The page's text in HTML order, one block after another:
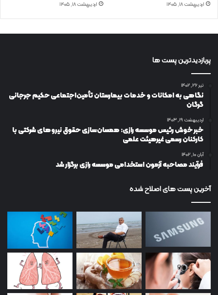
اردیبهشت ۱۸, ۱۴۰۵ اردیبهشت ۱۸, ۱۴۰۵
پربازدیدترین پست ها
تیر ۲۶, ۱۴۰۲
نگاهی به امکانات و خدمات بیمارستان تأمین‌اجتماعی حکیم جرجانی
گرگان
اردیبهشت ۱۹, ۱۴۰۳
خبر خوش رئیس موسسه رازی: همسان‌سازی حقوق نیروهای شرکتی با
کارکنان رسمی غیرهیئت علمی
آبان ۱۰, ۱۴۰۲
فرآیند مصاحبه آزمون استخدامی موسسه رازی برگزار شد
آخرین پست های اصلاح شده